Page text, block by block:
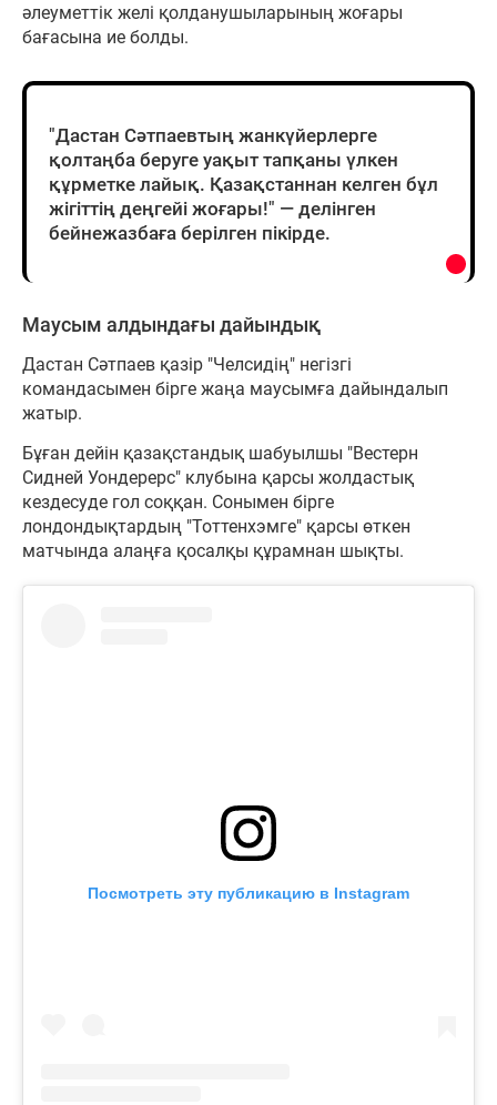
әлеуметтік желі қолданушыларының жоғары
бағасына ие болды.
"Дастан Сәтпаевтың жанкүйерлерге
қолтаңба беруге уақыт тапқаны үлкен
құрметке лайық. Қазақстаннан келген бұл
жігіттің деңгейі жоғары!" — делінген
бейнежазбаға берілген пікірде.
Маусым алдындағы дайындық
Дастан Сәтпаев қазір "Челсидің" негізгі
командасымен бірге жаңа маусымға дайындалып
жатыр.
Бұған дейін қазақстандық шабуылшы "Вестерн
Сидней Уондерерс" клубына қарсы жолдастық
кездесуде гол соққан. Сонымен бірге
лондондықтардың "Тоттенхэмге" қарсы өткен
матчында алаңға қосалқы құрамнан шықты.
Посмотреть эту публикацию в Instagram